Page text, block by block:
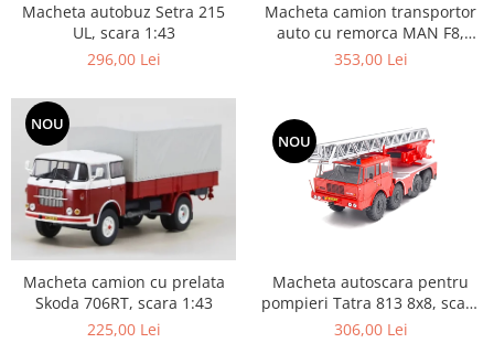
Machete cisterne
Machete autocare si autobuze
Machete autocare
Machete vehicule militare
Machete autoturisme
Machete autoturisme clasice
Machete autoturisme de
interventie
Machete autoturisme moderne
Machete motorsport
Macheta autobuz Setra 215
UL, scara 1:43
296,00 Lei
Macheta camion transportor
auto cu remorca MAN F8,
scara 1:43
353,00 Lei
NOU
Macheta camion cu prelata
Skoda 706RT, scara 1:43
225,00 Lei
NOU
Macheta autoscara pentru
pompieri Tatra 813 8x8, scara
1:43
306,00 Lei